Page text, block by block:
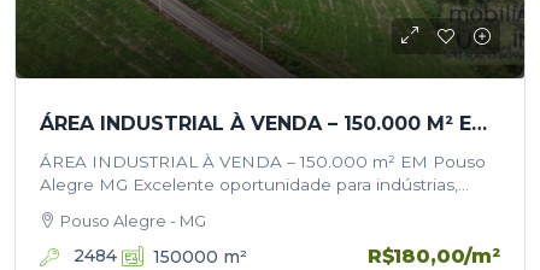
ÁREA INDUSTRIAL À VENDA – 150.000 M² EM POUSO ALEGRE MG
ÁREA INDUSTRIAL À VENDA – 150.000 m² EM Pouso
Alegre MG Excelente oportunidade para indústrias,
centros logísticos, galpões, operadores de transporte e
investidores. Área estratégica com aproximadamente
150.000…
Pouso Alegre - MG
2484 150000 m² R$180,00/m²